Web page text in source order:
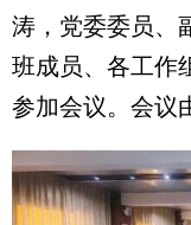
涛，党委委员、
班成员、各工作
参加会议。会议